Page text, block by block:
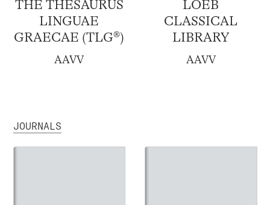
THE THESAURUS
LINGUAE
GRAECAE (TLG®)
AAVV
LOEB
CLASSICAL
LIBRARY
AAVV
JOURNALS